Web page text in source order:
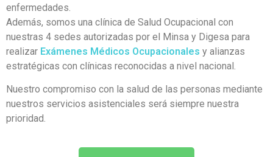
enfermedades.
Además, somos una clínica de Salud Ocupacional con
nuestras 4 sedes autorizadas por el Minsa y Digesa para
realizar Exámenes Médicos Ocupacionales y alianzas
estratégicas con clínicas reconocidas a nivel nacional.
Nuestro compromiso con la salud de las personas mediante
nuestros servicios asistenciales será siempre nuestra
prioridad.